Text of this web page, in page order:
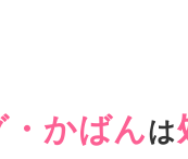
かばんは